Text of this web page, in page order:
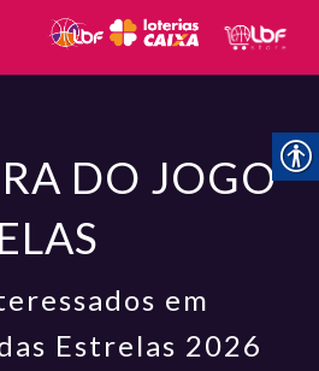
DO JOGO
em
Estrelas 2026